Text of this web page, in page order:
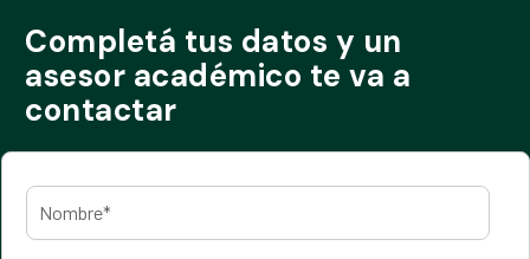
Completá tus datos y un
asesor académico te va a
contactar